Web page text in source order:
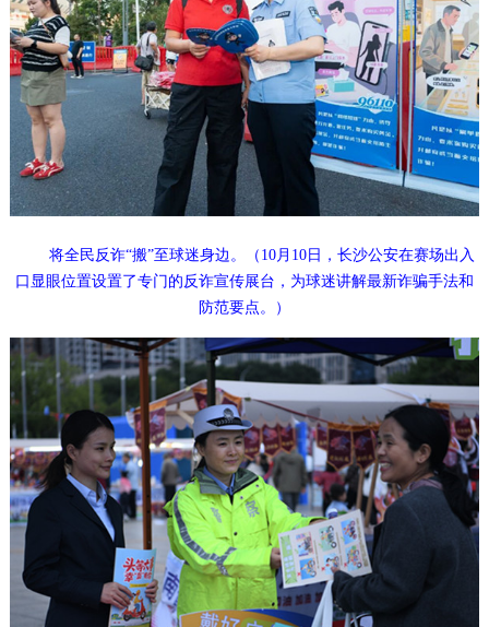
将全民反诈“搬”至球迷身边。（10月10日，长沙公安在赛场出入
口显眼位置设置了专门的反诈宣传展台，为球迷讲解最新诈骗手法和
防范要点。）